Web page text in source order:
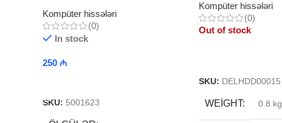
Kompüter hissələri
(0)
In stock
250 ₼
SKU: 5001623
Kompüter hissələri
(0)
Out of stock
SKU: DELHDD00015
WEIGHT 0.8 kg